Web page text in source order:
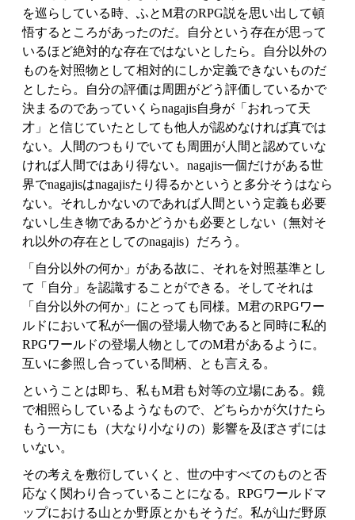
を巡らしている時、ふとM君のRPG説を思い出して頓
悟するところがあったのだ。自分という存在が思って
いるほど絶対的な存在ではないとしたら。自分以外の
ものを対照物として相対的にしか定義できないものだ
としたら。自分の評価は周囲がどう評価しているかで
決まるのであっていくらnagajis自身が「おれって天
才」と信じていたとしても他人が認めなければ真では
ない。人間のつもりでいても周囲が人間と認めていな
ければ人間ではあり得ない。nagajis一個だけがある世
界でnagajisはnagajisたり得るかというと多分そうはなら
ない。それしかないのであれば人間という定義も必要
ないし生き物であるかどうかも必要としない（無対そ
れ以外の存在としてのnagajis）だろう。
「自分以外の何か」がある故に、それを対照基準とし
て「自分」を認識することができる。そしてそれは
「自分以外の何か」にとっても同様。M君のRPGワー
ルドにおいて私が一個の登場人物であると同時に私的
RPGワールドの登場人物としてのM君があるように。
互いに参照し合っている間柄、とも言える。
ということは即ち、私もM君も対等の立場にある。鏡
で相照らしているようなもので、どちらかが欠けたら
もう一方にも（大なり小なりの）影響を及ぼさずには
いない。
その考えを敷衍していくと、世の中すべてのものと否
応なく関わり合っていることになる。RPGワールドマ
ップにおける山とか野原とかもそうだ。私が山だ野原